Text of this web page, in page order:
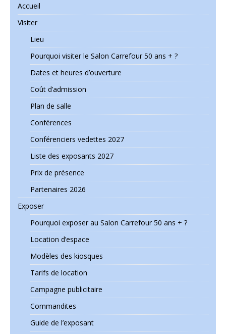
Accueil
Visiter
Lieu
Pourquoi visiter le Salon Carrefour 50 ans + ?
Dates et heures d’ouverture
Coût d’admission
Plan de salle
Conférences
Conférenciers vedettes 2027
Liste des exposants 2027
Prix de présence
Partenaires 2026
Exposer
Pourquoi exposer au Salon Carrefour 50 ans + ?
Location d’espace
Modèles des kiosques
Tarifs de location
Campagne publicitaire
Commandites
Guide de l’exposant